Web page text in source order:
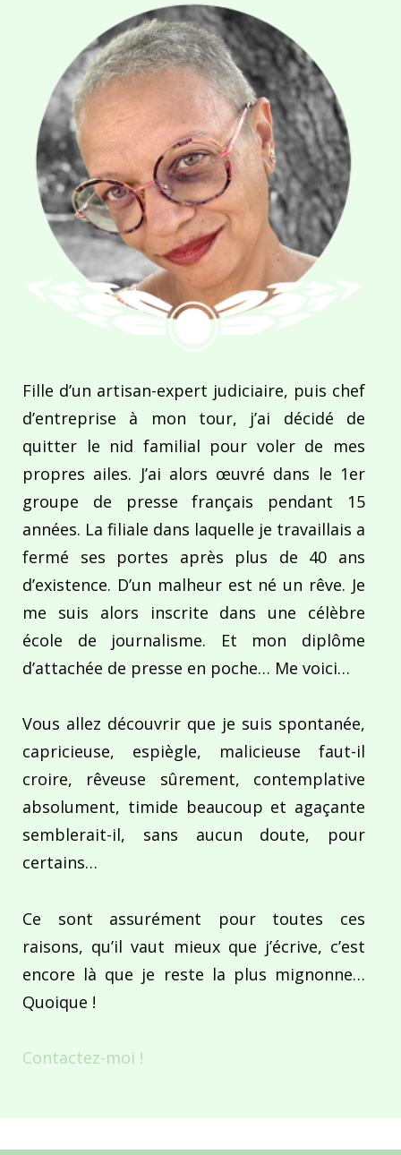
Fille d’un artisan-expert judiciaire, puis chef
d’entreprise à mon tour, j’ai décidé de
quitter le nid familial pour voler de mes
propres ailes. J’ai alors œuvré dans le 1er
groupe de presse français pendant 15
années. La filiale dans laquelle je travaillais a
fermé ses portes après plus de 40 ans
d’existence. D’un malheur est né un rêve. Je
me suis alors inscrite dans une célèbre
école de journalisme. Et mon diplôme
d’attachée de presse en poche… Me voici…
Vous allez découvrir que je suis spontanée,
capricieuse, espiègle, malicieuse faut-il
croire, rêveuse sûrement, contemplative
absolument, timide beaucoup et agaçante
semblerait-il, sans aucun doute, pour
certains…
Ce sont assurément pour toutes ces
raisons, qu’il vaut mieux que j’écrive, c’est
encore là que je reste la plus mignonne…
Quoique !
Contactez-moi !